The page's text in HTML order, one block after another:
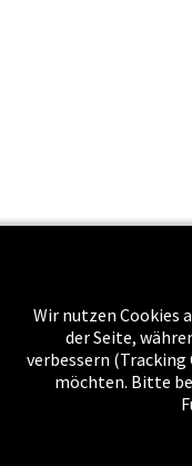
Wir nutzen Cookies
der Seite,
verbessern (Tracking
möchten. Bitte